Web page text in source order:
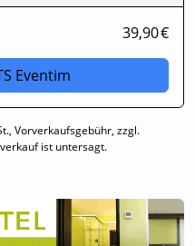
39,90 €
Eventim
Vorverkaufsgebühr, zzgl.
ist untersagt.